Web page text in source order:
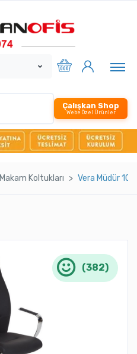
Çalışkan Shop
Webe Özel Ürünler
Makam Koltukları Vera Müdür 10
(382)